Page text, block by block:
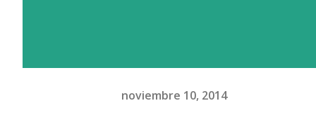
noviembre 10, 2014